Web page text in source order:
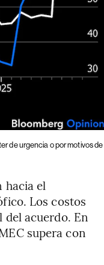
de urgencia o por motivos de
hacia el
Los costos
acuerdo. En
supera con